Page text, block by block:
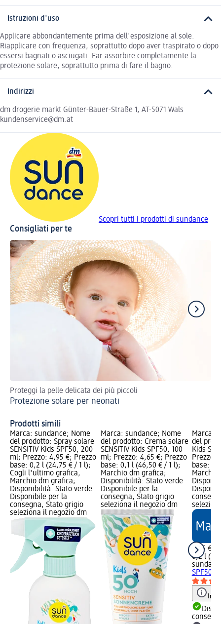
Istruzioni d'uso
Applicare abbondantemente prima dell'esposizione al sole.
Riapplicare con frequenza, soprattutto dopo aver traspirato o dopo
essersi bagnati o asciugati. Far assorbire completamente la
protezione solare, soprattutto prima di fare il bagno.
Indirizzi
dm drogerie markt Günter-Bauer-Straße 1, AT-5071 Wals
kundenservice@dm.at
Scopri tutti i prodotti di sundance
Consigliati per te
Proteggi la pelle delicata dei più piccoli
Protezione solare per neonati
Prodotti simili
Marca: sundance; Nome
del prodotto: Spray solare
SENSITIV Kids SPF50, 200
ml; Prezzo: 4,95 €; Prezzo
base: 0,2 l (24,75 € / 1 l);
Cogli l'ultimo grafica,
Marchio dm grafica;
Disponibilità: Stato verde
Disponibile per la
consegna, Stato grigio
seleziona il negozio dm
Marca: sundance; Nome
del prodotto: Crema solare
SENSITIV Kids SPF50, 100
ml; Prezzo: 4,65 €; Prezzo
base: 0,1 l (46,50 € / 1 l);
Marchio dm grafica;
Disponibilità: Stato verde
Disponibile per la
consegna, Stato grigio
seleziona il negozio dm
Marca:
del
Kids
Prezzo:
base:
Marchio
7,95 €
0,2 l